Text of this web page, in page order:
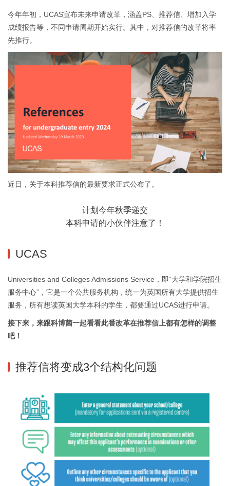
今年年初，UCAS宣布未来申请改革，涵盖PS、推荐信、增加入学
成绩报告等，不同申请周期开始实行。其中，对推荐信的改革将率
先推行。
近日，关于本科推荐信的最新要求正式公布了。
计划今年秋季递交
本科申请的小伙伴注意了！
UCAS
Universities and Colleges Admissions Service，即“大学和学院招生
服务中心”，它是一个公共服务机构，统一为英国所有大学提供招生
服务，所有想读英国大学本科的学生，都要通过UCAS进行申请。
接下来，来跟科博菌一起看看此番改革在推荐信上都有怎样的调整
吧！
推荐信将变成3个结构化问题